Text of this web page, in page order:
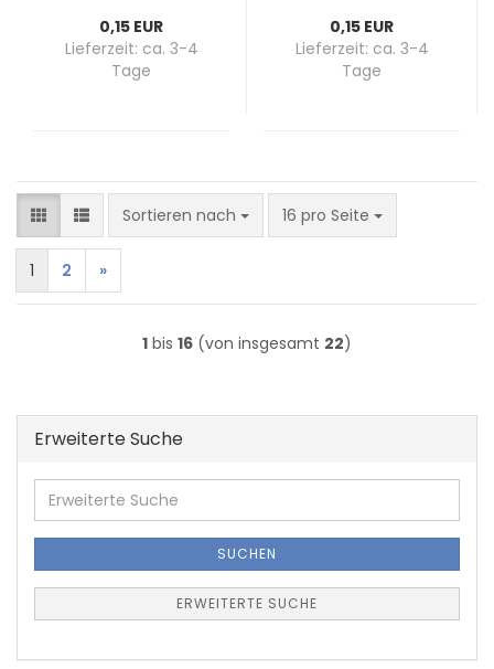
0,15 EUR
Lieferzeit: ca. 3-4
Tage
0,15 EUR
Lieferzeit: ca. 3-4
Tage
Sortieren nach
Sortieren nach 16 pro Seite
pro Seite
1 2 »
1 bis 16 (von insgesamt 22)
Erweiterte Suche
Erweiterte
Suche
SUCHEN
ERWEITERTE SUCHE